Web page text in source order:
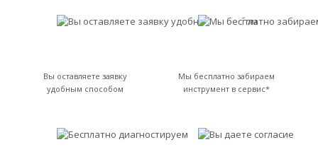
Вы оставляете заявку
удобным способом
Мы бесплатно забираем
инструмент в сервис*